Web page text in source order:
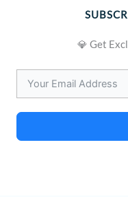
💎 Get